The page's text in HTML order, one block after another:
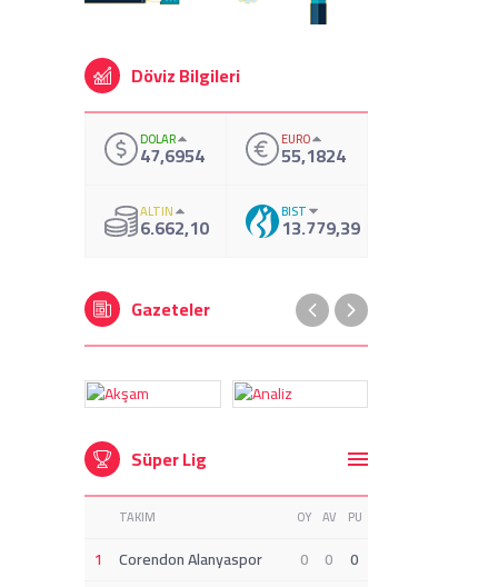
Döviz Bilgileri
DOLAR
47,6954 EURO
55,1824
ALTIN
6.662,10 BIST
13.779,39
Gazeteler
Süper Lig
TAKIM OY AV PU
1 Corendon Alanyaspor 0 0
0